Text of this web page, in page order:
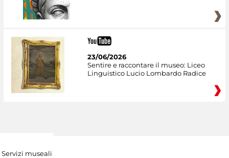
23/06/2026
Sentire e raccontare il museo: Liceo
Linguistico Lucio Lombardo Radice
Servizi museali